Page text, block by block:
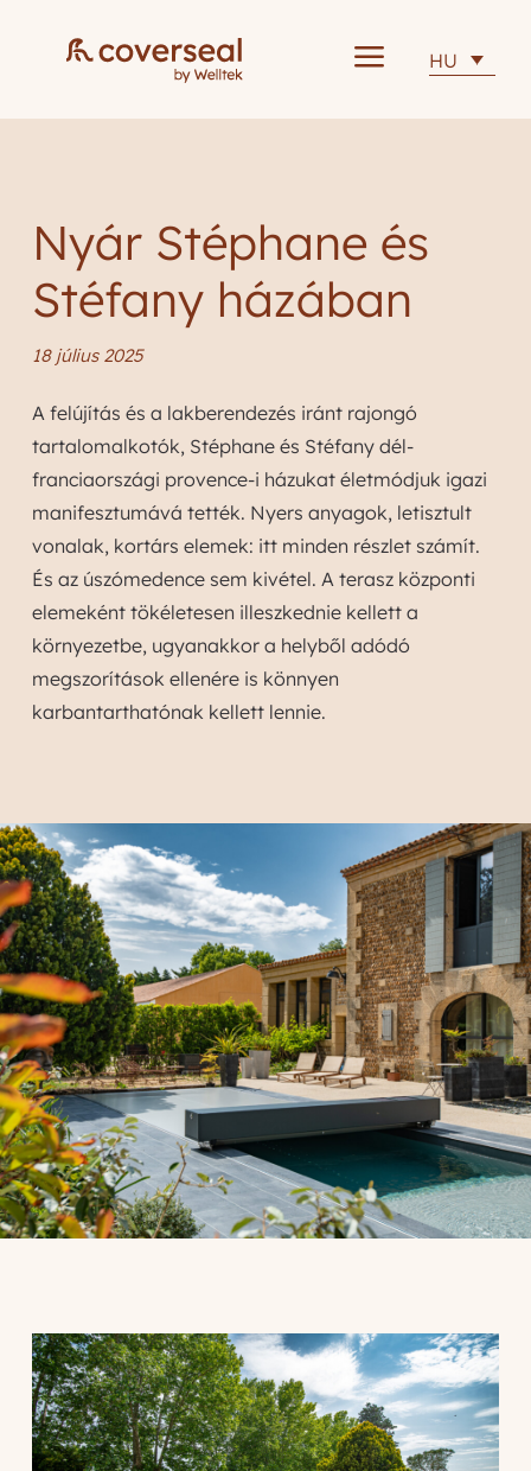
a HU
Nyár Stéphane és
Stéfany házában
18 július 2025
A felújítás és a lakberendezés iránt rajongó
tartalomalkotók, Stéphane és Stéfany dél-
franciaországi provence-i házukat életmódjuk igazi
manifesztumává tették. Nyers anyagok, letisztult
vonalak, kortárs elemek: itt minden részlet számít.
És az úszómedence sem kivétel. A terasz központi
elemeként tökéletesen illeszkednie kellett a
környezetbe, ugyanakkor a helyből adódó
megszorítások ellenére is könnyen
karbantarthatónak kellett lennie.